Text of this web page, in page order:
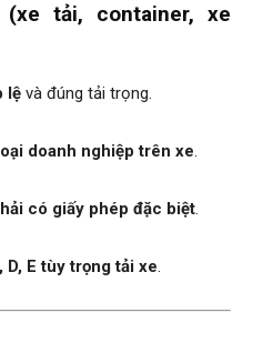
tải, container, xe
lệ và đúng tải trọng.
doanh nghiệp trên xe.
có giấy phép đặc biệt.
D, E tùy trọng tải xe.